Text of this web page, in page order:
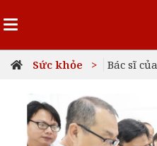
Sức khỏe > Bác sĩ